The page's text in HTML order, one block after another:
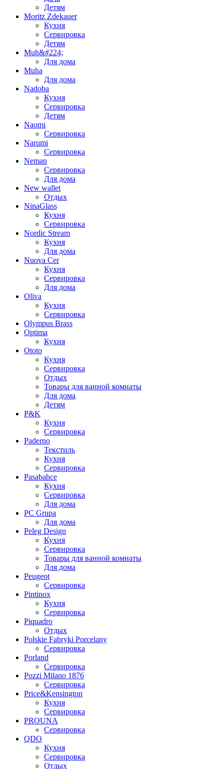
Детям
Moritz Zdekauer
Кухня
Сервировка
Детям
Muh&#224;
Для дома
Muha
Для дома
Nadoba
Кухня
Сервировка
Детям
Naomi
Сервировка
Narumi
Сервировка
Neman
Сервировка
Для дома
New wallet
Отдых
NinaGlass
Кухня
Сервировка
Nordic Stream
Кухня
Для дома
Nuova Cer
Кухня
Сервировка
Для дома
Oliva
Кухня
Сервировка
Olympus Brass
Optima
Кухня
Ototo
Кухня
Сервировка
Отдых
Товары для ванной комнаты
Для дома
Детям
P&K
Кухня
Сервировка
Paderno
Текстиль
Кухня
Сервировка
Pasabahce
Кухня
Сервировка
Для дома
PC Grupa
Для дома
Peleg Design
Кухня
Сервировка
Товары для ванной комнаты
Для дома
Peugeot
Сервировка
Pintinox
Кухня
Сервировка
Piquadro
Отдых
Polskie Fabryki Porcelany
Сервировка
Porland
Сервировка
Pozzi Milano 1876
Сервировка
Price&Kensington
Кухня
Сервировка
PROUNA
Сервировка
QDO
Кухня
Сервировка
Отдых